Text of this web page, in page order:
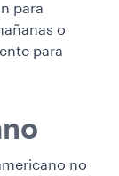
para
o
para
no